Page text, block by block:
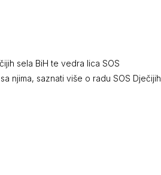
sela BiH te vedra lica SOS
njima, saznati više o radu SOS Dječijih